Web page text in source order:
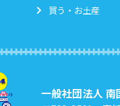
買う・お土産
一般社団法人